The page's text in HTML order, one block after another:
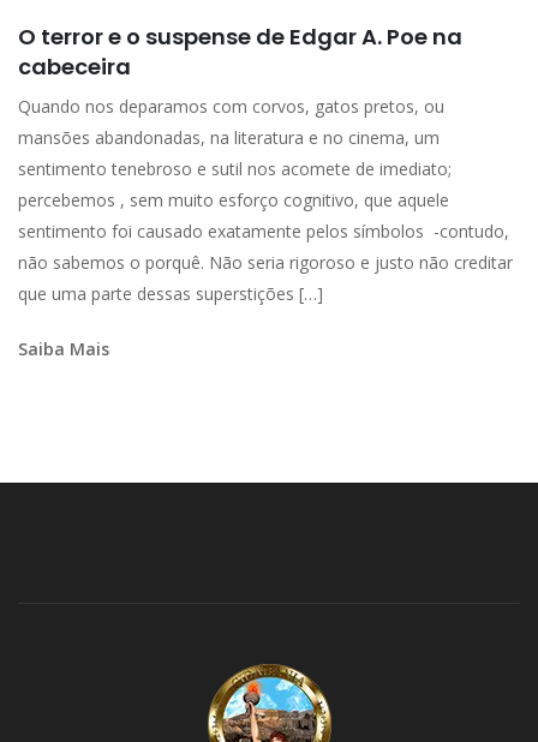
O terror e o suspense de Edgar A. Poe na
cabeceira
Quando nos deparamos com corvos, gatos pretos, ou
mansões abandonadas, na literatura e no cinema, um
sentimento tenebroso e sutil nos acomete de imediato;
percebemos , sem muito esforço cognitivo, que aquele
sentimento foi causado exatamente pelos símbolos -contudo,
não sabemos o porquê. Não seria rigoroso e justo não creditar
que uma parte dessas superstições […]
Saiba Mais